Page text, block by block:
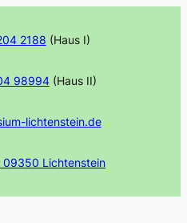
2188 (Haus I)
98994(Haus II)
lichtenstein.de
09350 Lichtenstein